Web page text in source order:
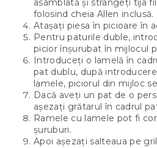
asamblată și strângeți tija
folosind cheia Allen inclusă.
Atașați piesa în picioare în
Pentru paturile duble,
picior înșurubat în mijlocul
Introduceți o lamelă în
pat dublu, după
lamele, piciorul din mijloc
Dacă aveți un pat de o
așezați grătarul în cadrul
Ramele cu lamele pot fi
șuruburi.
Apoi așezați salteaua pe